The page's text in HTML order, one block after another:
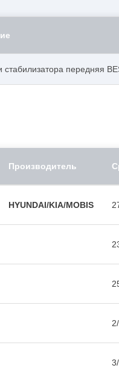
стабилизатора передняя
Производитель
HYUNDAI/KIA/MOBIS